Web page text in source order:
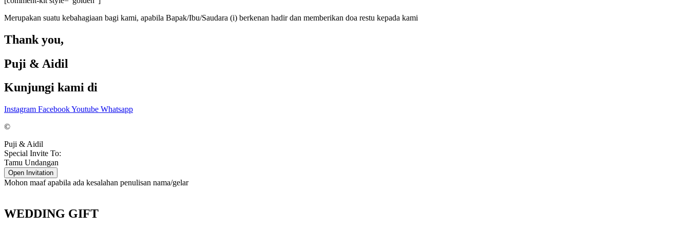
Merupakan suatu kebahagiaan bagi kami, apabila Bapak/Ibu/Saudara (i) berkenan hadir dan memberikan doa restu kepada kami
Thank you,
Puji & Aidil
Kunjungi kami di
Instagram FacebookYoutube Whatsapp
©
Puji & Aidil
Special Invite To:
Tamu Undangan
Open Invitation
Mohon maaf apabila ada kesalahan penulisan nama/gelar
WEDDING GIFT